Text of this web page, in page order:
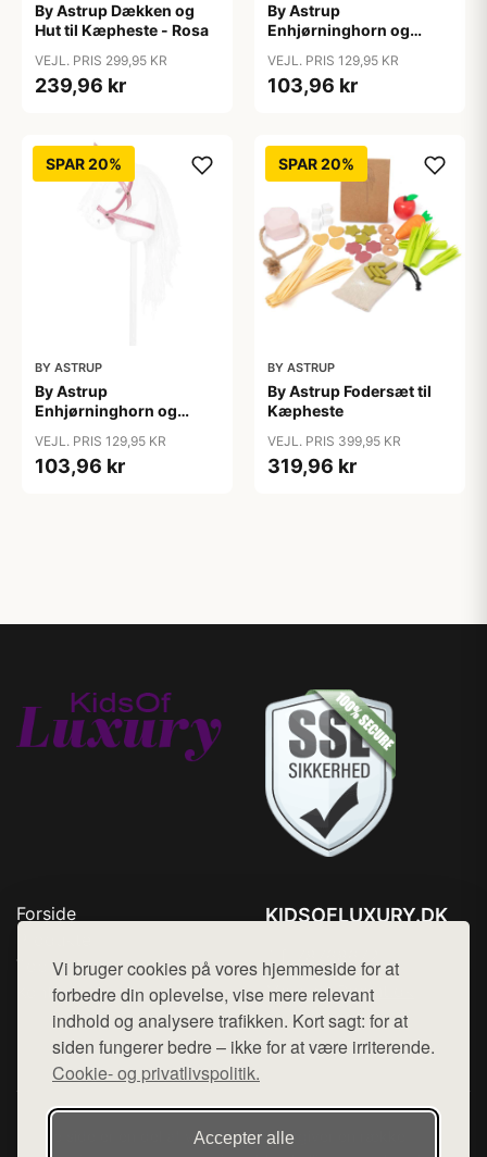
Vi bruger cookies på vores hjemmeside for at
forbedre din oplevelse, vise mere relevant
indhold og analysere trafikken. Kort sagt: for at
siden fungerer bedre – ikke for at være irriterende.
Cookie- og privatlivspolitik.
Accepter alle
By Astrup Dækken og
Hut til Kæpheste - Rosa
VEJL. PRIS 299,95 KR
239,96 kr
By Astrup
Enhjørninghorn og
VEJL. PRIS 129,95 KR
103,96 kr
SPAR 20%
BY ASTRUP
By Astrup
Enhjørninghorn og
VEJL. PRIS 129,95 KR
103,96 kr
SPAR 20%
BY ASTRUP
By Astrup Fodersæt til
Kæpheste
VEJL. PRIS 399,95 KR
319,96 kr
Forside
Top Rabatter
Kontakt
KIDSOFLUXURY.DK
Mail: hej@want.dk
Cookie- og privatlivspolitik
Denne side er en del af want.dk, der udgiver en række